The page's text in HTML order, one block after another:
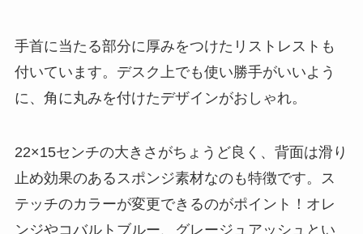
手首に当たる部分に厚みをつけたリストレストも
付いています。デスク上でも使い勝手がいいよう
に、角に丸みを付けたデザインがおしゃれ。
22×15センチの大きさがちょうど良く、背面は滑り
止め効果のあるスポンジ素材なのも特徴です。ス
テッチのカラーが変更できるのがポイント！オレ
ンジやコバルトブルー、グレージュアッシュとい